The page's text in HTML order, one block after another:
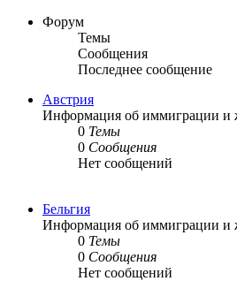
Форум
Темы
Сообщения
Последнее сообщение
Австрия
Информация об иммиграции и
0 Темы
0 Сообщения
Нет сообщений
Бельгия
Информация об иммиграции и
0 Темы
0 Сообщения
Нет сообщений